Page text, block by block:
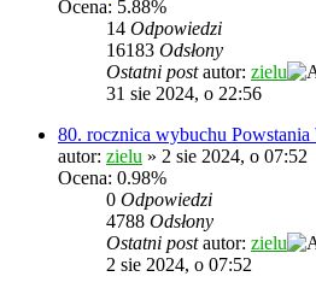
Ocena: 5.88%
14 Odpowiedzi
16183 Odsłony
Ostatni postautor: zielu
31 sie 2024, o 22:56
80. rocznica wybuchu Powstania
autor: zielu » 2 sie 2024, o 07:52
Ocena: 0.98%
0 Odpowiedzi
4788 Odsłony
Ostatni postautor: zielu
2 sie 2024, o 07:52